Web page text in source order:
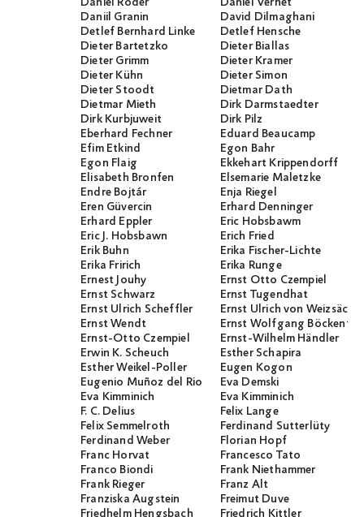
Daniil Granin
David Dilmaghani
Detlef Bernhard Linke
Detlef Hensche
Dieter Bartetzko
Dieter Biallas
Dieter Grimm
Dieter Kramer
Dieter Kühn
Dieter Simon
Dieter Stoodt
Dietmar Dath
Dietmar Mieth
Dirk Darmstaedter
Dirk Kurbjuweit
Dirk Pilz
Eberhard Fechner
Eduard Beaucamp
Efim Etkind
Egon Bahr
Egon Flaig
Ekkehart Krippendorff
Elisabeth Bronfen
Elsemarie Maletzke
Endre Bojtár
Enja Riegel
Eren Güvercin
Erhard Denninger
Erhard Eppler
Eric Hobsbawm
Eric J. Hobsbawn
Erich Fried
Erik Buhn
Erika Fischer-Lichte
Erika Fririch
Erika Runge
Ernest Jouhy
Ernst Otto Czempiel
Ernst Schwarz
Ernst Tugendhat
Ernst Ulrich Scheffler
Ernst Ulrich von Weizsäcker
Ernst Wendt
Ernst Wolfgang
Ernst-Otto Czempiel
Ernst-Wilhelm Händler
Erwin K. Scheuch
Esther Schapira
Esther Weikel-Poller
Eugen Kogon
Eugenio Muñoz del Rio
Eva Demski
Eva Kimminich
Eva Kimminich
F. C. Delius
Felix Lange
Felix Semmelroth
Ferdinand Sutterlüty
Ferdinand Weber
Florian Hopf
Franc Horvat
Francesco Tato
Franco Biondi
Frank Niethammer
Frank Rieger
Franz Alt
Franziska Augstein
Freimut Duve
Friedhelm Hengsbach
Friedrich Kittler